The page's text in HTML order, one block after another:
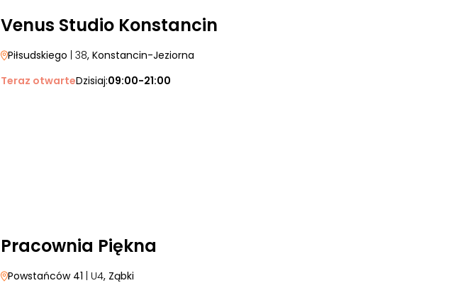
Venus Studio Konstancin
Piłsudskiego | 38, Konstancin-Jeziorna
Teraz otwarteDzisiaj:09:00-21:00
Pracownia Piękna
Powstańców 41 | U4, Ząbki